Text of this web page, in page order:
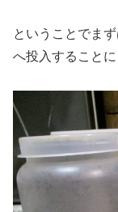
ということでま
へ投入することに